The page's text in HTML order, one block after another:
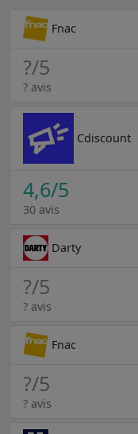
Fnac
?/5
? avis
Cdiscount
4,6/5
30 avis
Darty
?/5
? avis
Fnac
?/5
? avis